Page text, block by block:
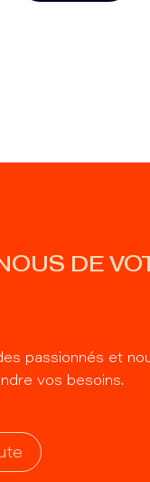
DE
passionnés et
vos besoins.